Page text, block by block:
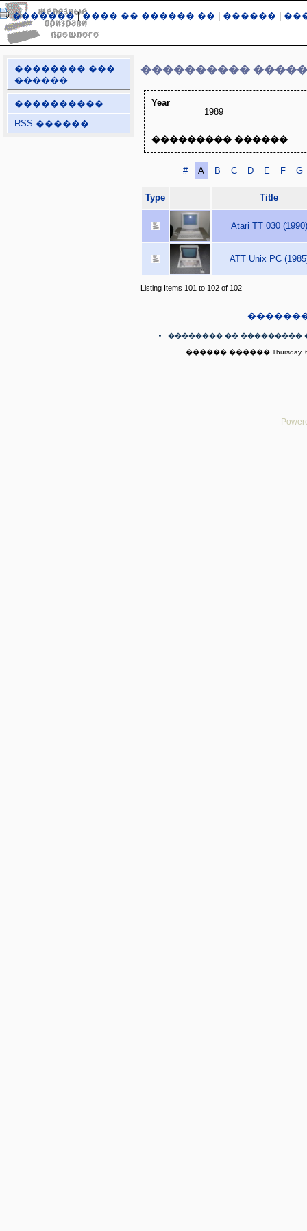
�������|���� �� ������ �� ������
�������� ���
������
����������
RSS-������
����������
Year
1989
��������� ������
# A B C D E F G
Type Title
Atari TT 030 (1990)
ATT Unix PC
Listing Items 101 to 102 of 102
�������� �� ���������
������ ������ Thursday,